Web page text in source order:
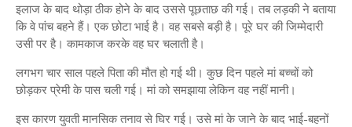
इलाज के बाद थोड़ा ठीक होने के बाद उससे पूछताछ की गई। तब लड़की ने बताया
कि वे पांच बहने हैं। एक छोटा भाई है। वह सबसे बड़ी है। पूरे घर की जिम्मेदारी
उसी पर है। कामकाज करके वह घर चलाती है।
लगभग चार साल पहले पिता की मौत हो गई थी। कुछ दिन पहले मां बच्चों को
छोड़कर प्रेमी के पास चली गई। मां को समझाया लेकिन वह नहीं मानी।
इस कारण युवती मानसिक तनाव से घिर गई। उसे मां के जाने के बाद भाई-बहनों